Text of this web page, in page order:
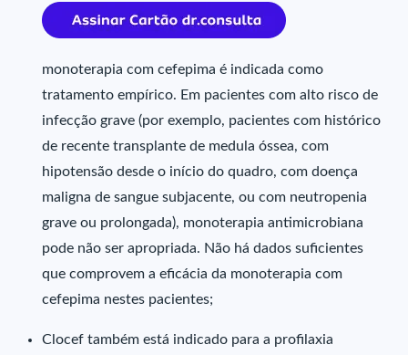
monoterapia com cefepima é indicada como
tratamento empírico. Em pacientes com alto risco de
infecção grave (por exemplo, pacientes com histórico
de recente transplante de medula óssea, com
hipotensão desde o início do quadro, com doença
maligna de sangue subjacente, ou com neutropenia
grave ou prolongada), monoterapia antimicrobiana
pode não ser apropriada. Não há dados suficientes
que comprovem a eficácia da monoterapia com
cefepima nestes pacientes;
Clocef também está indicado para a profilaxia